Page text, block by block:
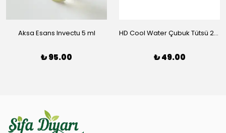
Aksa Esans Invectu 5 ml
₺ 95.00
HD Cool Water Çubuk Tütsü 20 Adet
₺ 49.00